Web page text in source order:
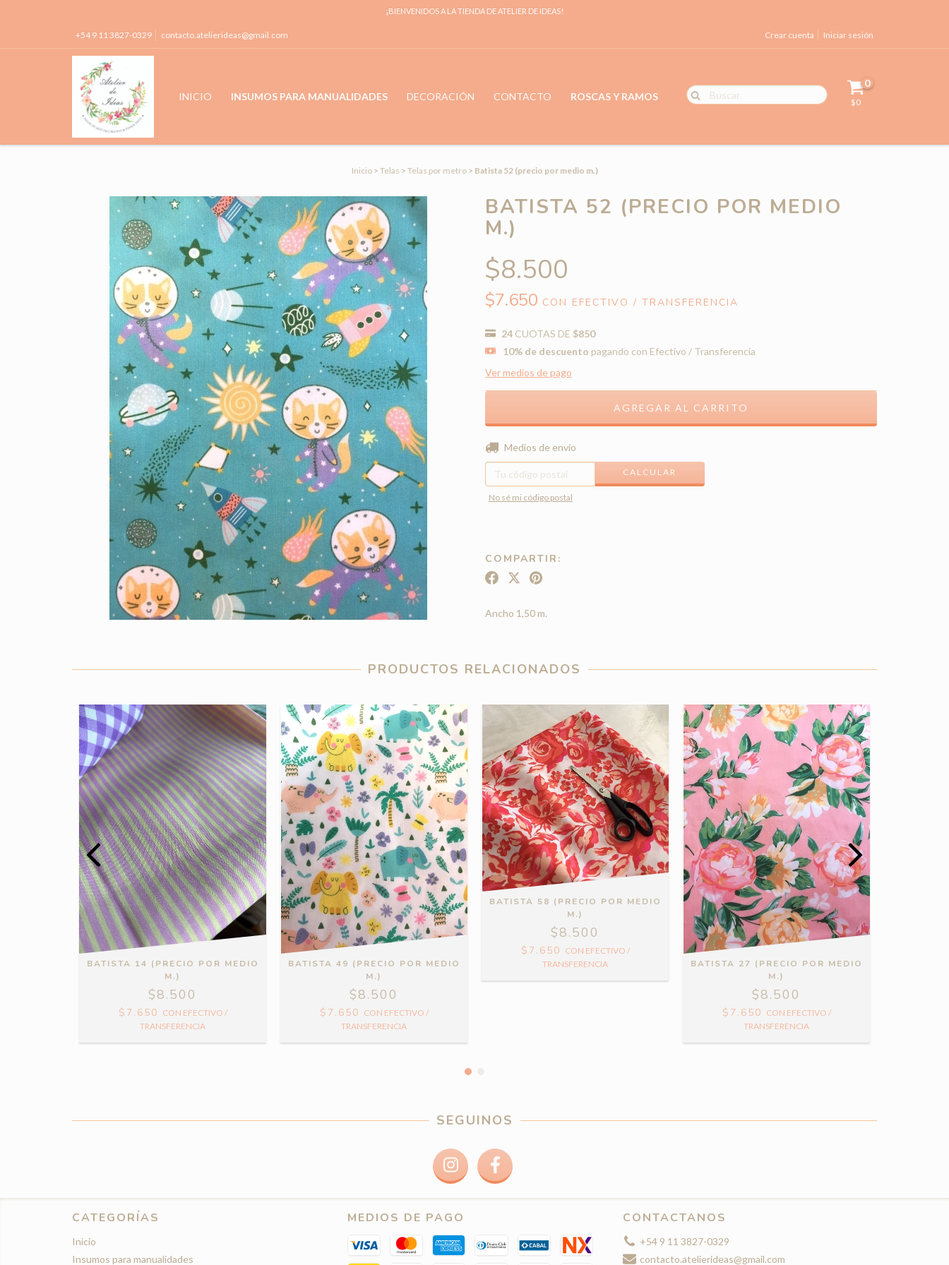
¡BIENVENIDOS A LA TIENDA DE ATELIER DE IDEAS!
+54 9 11 3827-0329 contacto.atelierideas@gmail.com Crear cuenta Iniciar sesión
INICIO INSUMOS PARA MANUALIDADES DECORACIÓN CONTACTO ROSCAS Y RAMOS
0
$0
Inicio > Telas > Telas por metro > Batista 52 (precio por medio m.)
BATISTA 52 (PRECIO POR MEDIO
M.)
$8.500
$7.650 CON EFECTIVO / TRANSFERENCIA
24 CUOTAS DE $850
10% de descuento pagando con Efectivo / Transferencia
Ver medios de pago
Entregas para el CP:
Medios de envío
CALCULAR
No sé mi código postal
COMPARTIR:
Ancho 1,50 m.
PRODUCTOS RELACIONADOS
BATISTA 14 (PRECIO POR MEDIO
M.)
$8.500
$7.650 CON EFECTIVO /
TRANSFERENCIA
BATISTA 49 (PRECIO POR MEDIO
M.)
$8.500
$7.650 CON EFECTIVO /
TRANSFERENCIA
BATISTA 58 (PRECIO POR MEDIO
M.)
$8.500
$7.650 CON EFECTIVO /
TRANSFERENCIA
BATISTA 27 (PRECIO POR MEDIO
M.)
$8.500
$7.650 CON EFECTIVO /
TRANSFERENCIA
SEGUINOS
CATEGORÍAS
Inicio
Insumos para manualidades
MEDIOS DE PAGO CONTACTANOS
+54 9 11 3827-0329
contacto.atelierideas@gmail.com